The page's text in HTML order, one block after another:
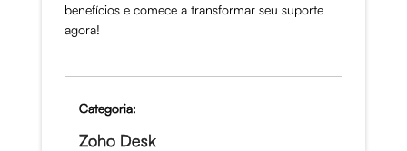
benefícios e comece a transformar seu suporte
agora!
Categoria:
Zoho Desk